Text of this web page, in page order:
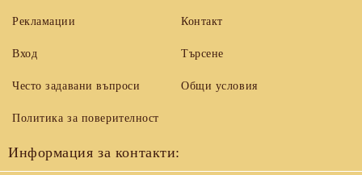
Рекламации
Вход
Често задавани въпроси
Контакт
Търсене
Общи условия
Политика за поверителност
Информация за контакти: